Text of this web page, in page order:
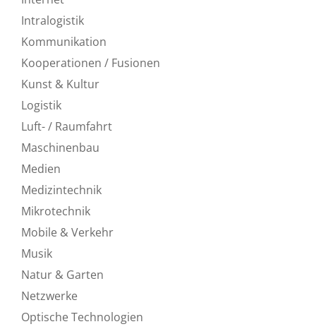
Intralogistik
Kommunikation
Kooperationen / Fusionen
Kunst & Kultur
Logistik
Luft- / Raumfahrt
Maschinenbau
Medien
Medizintechnik
Mikrotechnik
Mobile & Verkehr
Musik
Natur & Garten
Netzwerke
Optische Technologien